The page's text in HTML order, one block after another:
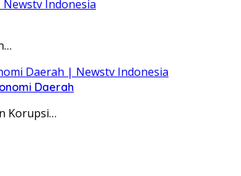
Daerah
Korupsi…